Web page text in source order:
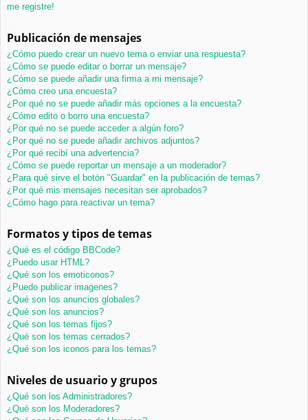
me registre!
Publicación de mensajes
¿Cómo puedo crear un nuevo tema o enviar una respuesta?
¿Cómo se puede editar o borrar un mensaje?
¿Cómo se puede añadir una firma a mi mensaje?
¿Cómo creo una encuesta?
¿Por qué no se puede añadir más opciones a la encuesta?
¿Cómo edito o borro una encuesta?
¿Por qué no se puede acceder a algún foro?
¿Por qué no se puede añadir archivos adjuntos?
¿Por qué recibí una advertencia?
¿Cómo se puede reportar un mensaje a un moderador?
¿Para qué sirve el botón "Guardar" en la publicación de temas?
¿Por qué mis mensajes necesitan ser aprobados?
¿Cómo hago para reactivar un tema?
Formatos y tipos de temas
¿Qué es el código BBCode?
¿Puedo usar HTML?
¿Qué son los emoticonos?
¿Puedo publicar imagenes?
¿Qué son los anuncios globales?
¿Qué son los anuncios?
¿Qué son los temas fijos?
¿Qué son los temas cerrados?
¿Qué son los iconos para los temas?
Niveles de usuario y grupos
¿Qué son los Administradores?
¿Qué son los Moderadores?